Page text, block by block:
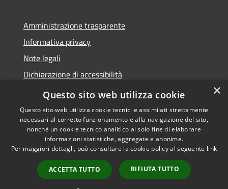
Amministrazione trasparente
Informativa privacy
Note legali
Dichiarazione di accessibilità
Whistleblowing
Accessibilità
Copyright © 2026 • Comune di
Certaldo • Powered by
Municipium•
Accesso
redazione
×
Questo sito web utilizza cookie
Questo sito web utilizza cookie tecnici e assimilati strettamente
necessari al corretto funzionamento e alla navigazione del sito,
nonché un cookie tecnico analitico al solo fine di elaborare
informazioni statistiche, aggregate e anonime.
Per maggiori dettagli, può consultare la cookie policy al seguente link
ACCETTA TUTTO RIFIUTA TUTTO